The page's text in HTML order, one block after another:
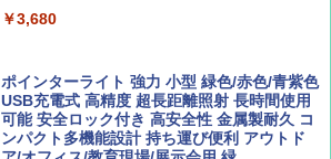
AIRLINE（エアライン）2026年9月号【特
集】ボーイング110周年を祝して！
新しい日本地理 地図・統計・移動から読み
解く (講談社現代新書)
ーティング フルクローズ メッシュ 3-4人用
簡単設置 ポップアップテント エクルベージ
ュ(BC仕様) PATC-150B(EB)
￥3,680
ポインターライト 強力 小型 緑色/赤色/青紫色
USB充電式 高精度 超長距離照射 長時間使用
可能 安全ロック付き 高安全性 金属製耐久 コ
ンパクト多機能設計 持ち運び便利 アウトド